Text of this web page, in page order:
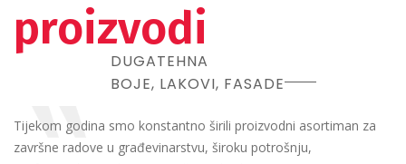
proizvodi
DUGATEHNA
BOJE, LAKOVI, FASADE
Tijekom godina smo konstantno širili proizvodni asortiman za
završne radove u građevinarstvu, široku potrošnju,